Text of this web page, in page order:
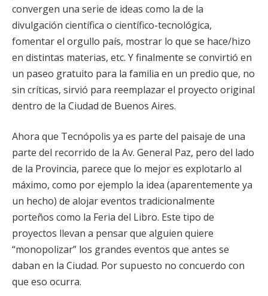
convergen una serie de ideas como la de la
divulgación científica o científico-tecnológica,
fomentar el orgullo país, mostrar lo que se hace/hizo
en distintas materias, etc. Y finalmente se convirtió en
un paseo gratuito para la familia en un predio que, no
sin críticas, sirvió para reemplazar el proyecto original
dentro de la Ciudad de Buenos Aires.
Ahora que Tecnópolis ya es parte del paisaje de una
parte del recorrido de la Av. General Paz, pero del lado
de la Provincia, parece que lo mejor es explotarlo al
máximo, como por ejemplo la idea (aparentemente ya
un hecho) de alojar eventos tradicionalmente
porteños como la Feria del Libro. Este tipo de
proyectos llevan a pensar que alguien quiere
“monopolizar” los grandes eventos que antes se
daban en la Ciudad. Por supuesto no concuerdo con
que eso ocurra.